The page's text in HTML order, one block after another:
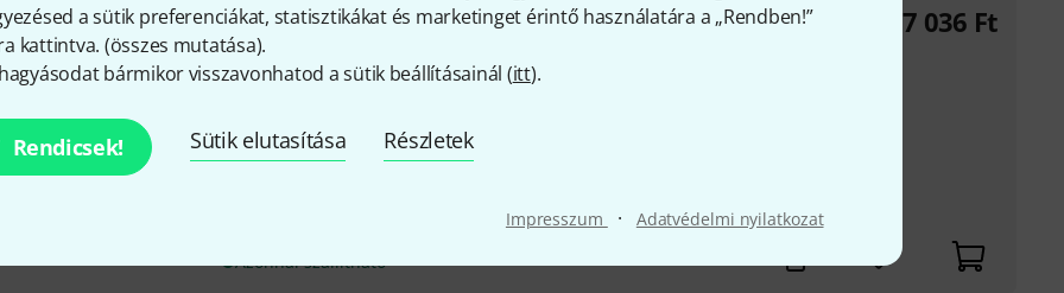
a sütik preferenciákat, statisztikákat és marketinget érintő használatára a „Rendben!”
kattintva. (összes mutatása).
bármikor visszavonhatod a sütik beállításainál (itt).
Rendicsek! Sütik elutasítása Részletek
Impresszum · Adatvédelmi nyilatkozat
Guntram WolfBassoon S 2000
Hosszú ideig érlelt platán juharból készült, lassan
növő rétegekből
legnagyobb átfutási és ismétlési pontosság
érdekében.
Azonnal szállítható
2 867 036 Ft